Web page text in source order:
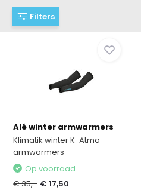
Filters
Alé winter armwarmers
Klimatik winter K-Atmo
armwarmers
Op voorraad
€ 35,- € 17,50